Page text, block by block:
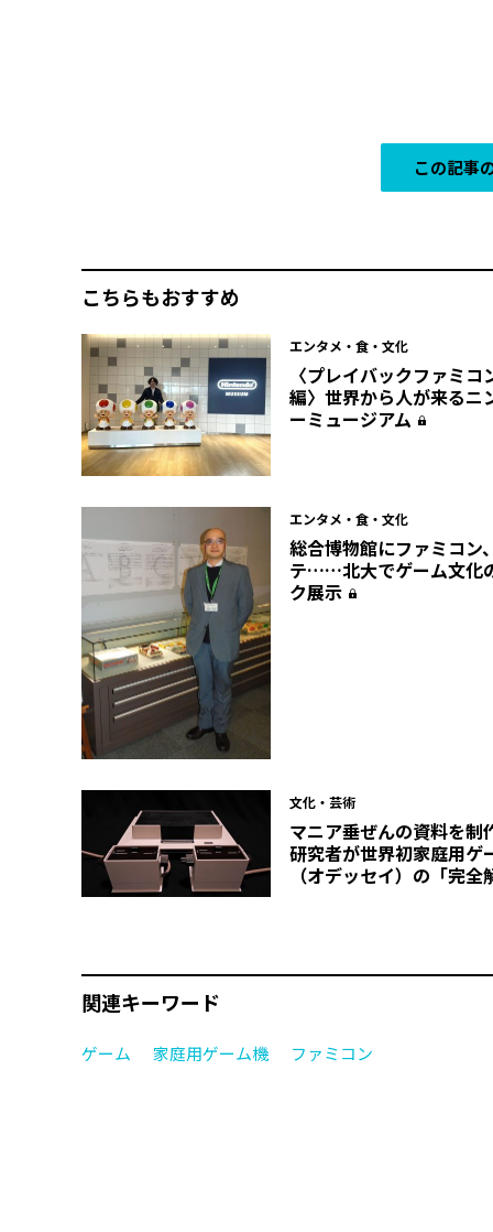
この記事
こちらもおすすめ
エンタメ・食・文化
〈プレイバックファミコ
編〉世界から人が来るニ
ーミュージアム
エンタメ・食・文化
総合博物館にファミコン
テ……北大でゲーム文化
ク展示
文化・芸術
マニア垂ぜんの資料を制
研究者が世界初家庭用ゲ
（オデッセイ）の「完全
関連キーワード
ゲーム 家庭用ゲーム機 ファミコン